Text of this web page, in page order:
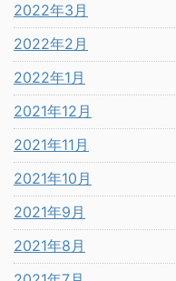
2022年3月
2022年2月
2022年1月
2021年12月
2021年11月
2021年10月
2021年9月
2021年8月